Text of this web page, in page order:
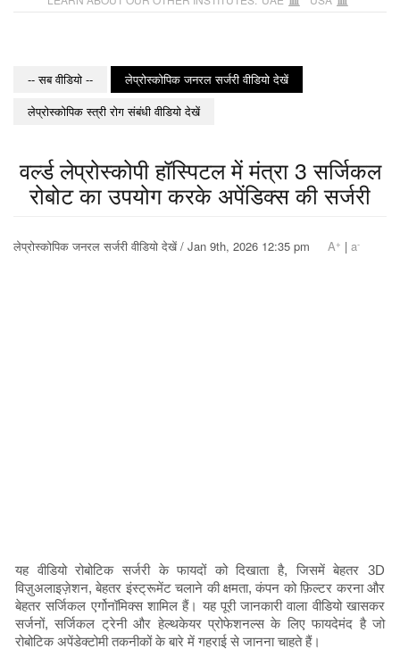
-- सब वीडियो --
लेप्रोस्कोपिक जनरल सर्जरी वीडियो देखें
लेप्रोस्कोपिक स्त्री रोग संबंधी वीडियो देखें
वर्ल्ड लेप्रोस्कोपी हॉस्पिटल में मंत्रा 3 सर्जिकल
रोबोट का उपयोग करके अपेंडिक्स की सर्जरी
लेप्रोस्कोपिक जनरल सर्जरी वीडियो देखें / Jan 9th, 2026 12:35 pm A+ | a-
यह वीडियो रोबोटिक सर्जरी के फायदों को दिखाता है, जिसमें बेहतर 3D
विज़ुअलाइज़ेशन, बेहतर इंस्ट्रूमेंट चलाने की क्षमता, कंपन को फ़िल्टर करना और
बेहतर सर्जिकल एर्गोनॉमिक्स शामिल हैं। यह पूरी जानकारी वाला वीडियो खासकर
सर्जनों, सर्जिकल ट्रेनी और हेल्थकेयर प्रोफेशनल्स के लिए फायदेमंद है जो
रोबोटिक अपेंडेक्टोमी तकनीकों के बारे में गहराई से जानना चाहते हैं।